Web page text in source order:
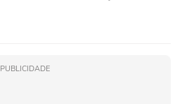
PUBLICIDADE